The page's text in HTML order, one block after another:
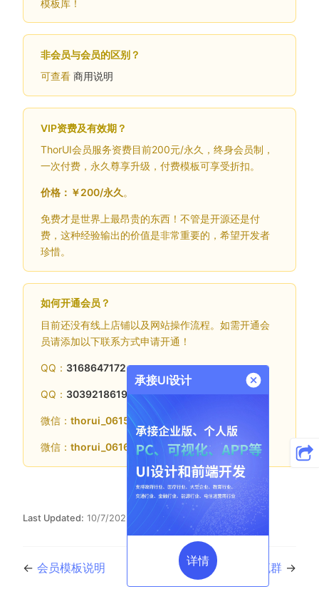
模板库！
非会员与会员的区别？
可查看 商用说明
VIP资费及有效期？
ThorUI会员服务资费目前200元/永久，终身会员制，
一次付费，永久尊享升级，付费模板可享受折扣。
价格：￥200/永久 。
免费才是世界上最昂贵的东西！不管是开源还是付
费，这种经验输出的价值是非常重要的，希望开发者
珍惜。
如何开通会员？
目前还没有线上店铺以及网站操作流程。如需开通会
员请添加以下联系方式申请开通！
QQ： 3168647172
QQ： 3039218619
微信： thorui_0615
微信： thorui_0616
Last Updated: 10/7/2023, 10:08:11 AM
← 会员模板说明 交流群 →
承接UI设计
详情